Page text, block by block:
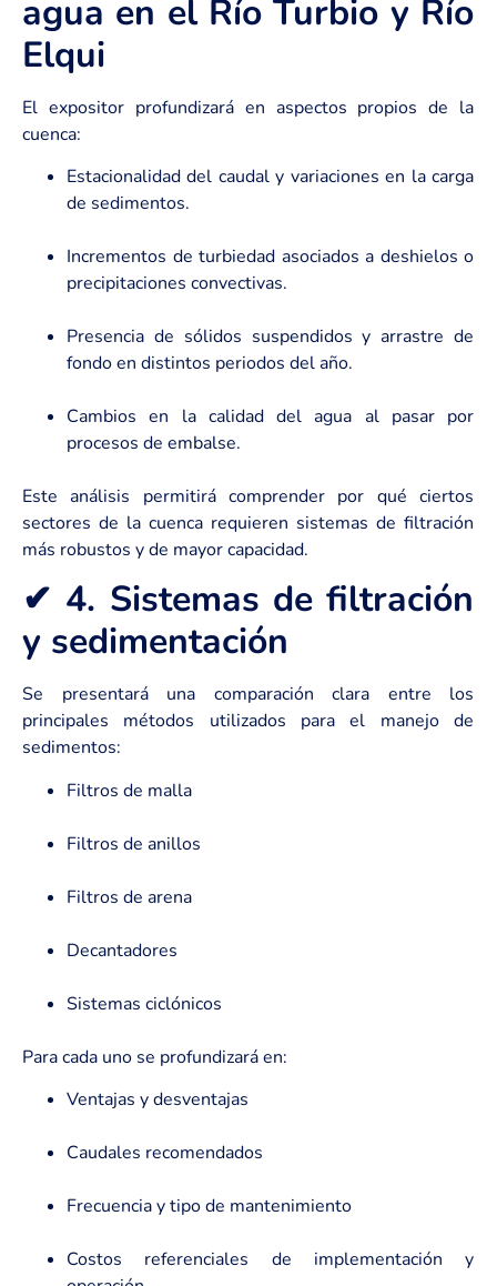
agua en el Río Turbio y Río
Elqui
El expositor profundizará en aspectos propios de la
cuenca:
Estacionalidad del caudal y variaciones en la carga
de sedimentos.
Incrementos de turbiedad asociados a deshielos o
precipitaciones convectivas.
Presencia de sólidos suspendidos y arrastre de
fondo en distintos periodos del año.
Cambios en la calidad del agua al pasar por
procesos de embalse.
Este análisis permitirá comprender por qué ciertos
sectores de la cuenca requieren sistemas de filtración
más robustos y de mayor capacidad.
✔ 4. Sistemas de filtración
y sedimentación
Se presentará una comparación clara entre los
principales métodos utilizados para el manejo de
sedimentos:
Filtros de malla
Filtros de anillos
Filtros de arena
Decantadores
Sistemas ciclónicos
Para cada uno se profundizará en:
Ventajas y desventajas
Caudales recomendados
Frecuencia y tipo de mantenimiento
Costos referenciales de implementación y